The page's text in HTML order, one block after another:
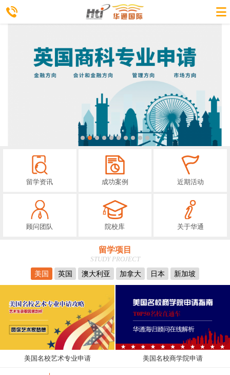
留学资讯 成功案例 近期活动
顾问团队 院校库 关于华通
留学项目
STUDY PROJECT
美国
英国 澳大利亚 加拿大 日本 新加坡
美国名校艺术专业申请 美国名校商学院申请